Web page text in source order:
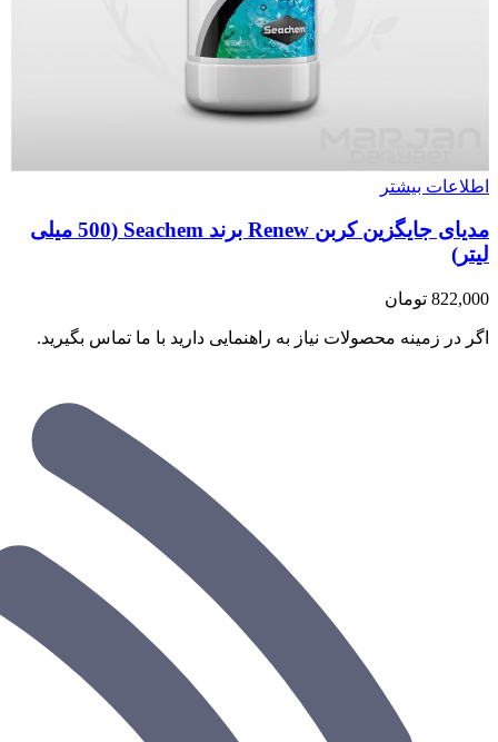
اطلاعات بیشتر
مدیای جایگزین کربن Renew برند Seachem (500 میلی
لیتر)
822,000 تومان
اگر در زمینه محصولات نیاز به راهنمایی دارید با ما تماس بگیرید.